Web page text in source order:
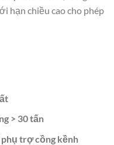
hạn chiều cao cho phép
> 30 tấn
phụ trợ cồng kềnh